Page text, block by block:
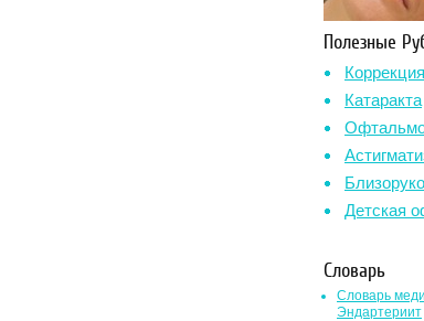
Полезные
Катаракта
Детская
Словарь
Словарь
Эндартериит